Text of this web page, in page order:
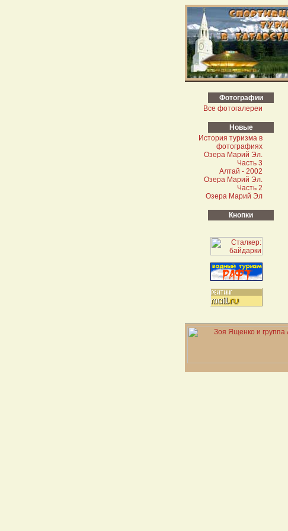
Фотографии
Все фотогалереи
Новые
История туризма в
фотографиях
Озера Марий Эл.
Часть 3
Алтай - 2002
Озера Марий Эл.
Часть 2
Озера Марий Эл
Кнопки